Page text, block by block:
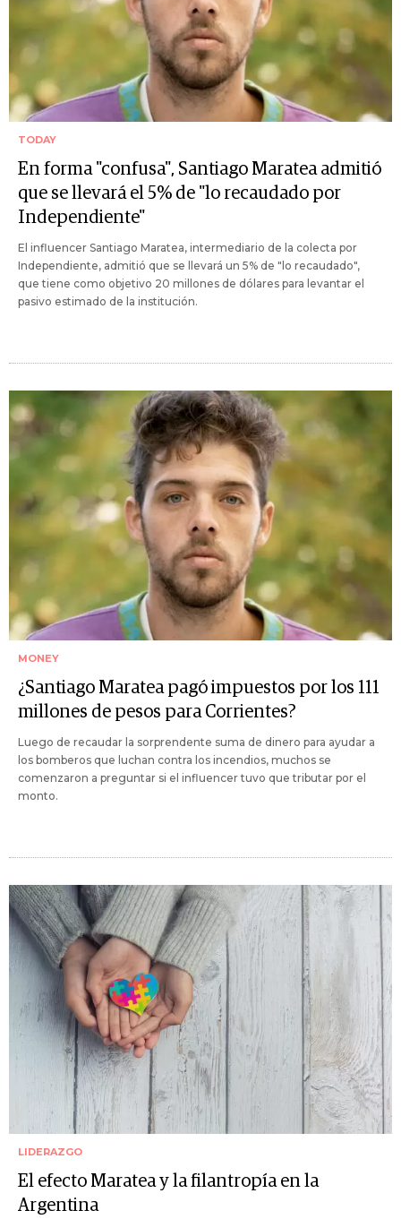
TODAY
En forma "confusa", Santiago Maratea admitió
que se llevará el 5% de "lo recaudado por
Independiente"
El influencer Santiago Maratea, intermediario de la colecta por
Independiente, admitió que se llevará un 5% de "lo recaudado",
que tiene como objetivo 20 millones de dólares para levantar el
pasivo estimado de la institución.
MONEY
¿Santiago Maratea pagó impuestos por los 111
millones de pesos para Corrientes?
Luego de recaudar la sorprendente suma de dinero para ayudar a
los bomberos que luchan contra los incendios, muchos se
comenzaron a preguntar si el influencer tuvo que tributar por el
monto.
LIDERAZGO
El efecto Maratea y la filantropía en la
Argentina